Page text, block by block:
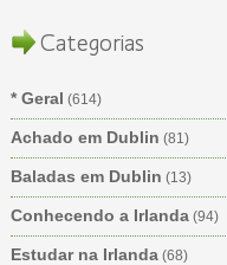
Categorias
* Geral (614)
Achado em Dublin (81)
Baladas em Dublin (13)
Conhecendo a Irlanda(94)
Estudar na Irlanda(68)